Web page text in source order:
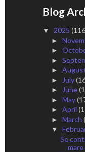
Blog
▼ 2025
►
►
►
► August
► July
► June
► May
► April
► March
▼
Se